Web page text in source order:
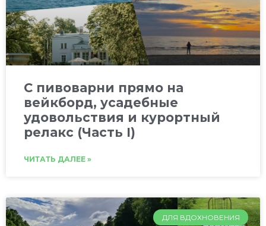
C пивоварни прямо на
вейкборд, усадебные
удовольствия и курортный
релакс (Часть I)
ЧИТАТЬ ДАЛЕЕ »
ДЛЯ ВДОХНОВЕНИЯ